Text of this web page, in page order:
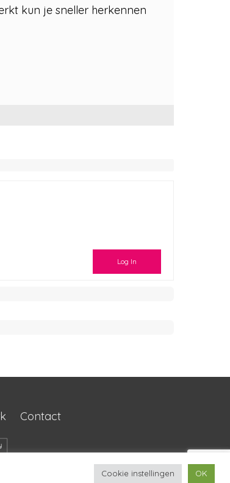
kun je sneller herkennen
Log In
Contact
Cookie instellingen OK